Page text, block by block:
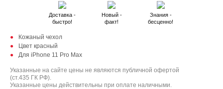
Доставка -
быстро!
Новый -
факт!
Знания -
бесценно!
Кожаный чехол
Цвет красный
Для iPhone 11 Pro Max
Указанные на сайте цены не являются публичной офертой
(ст.435 ГК РФ).
Указанные цены действительны при оплате наличными.